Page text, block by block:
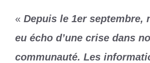
« Depuis le 1er septembre,
eu écho d’une crise dans
communauté. Les